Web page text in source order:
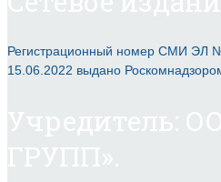
Регистрационный номер СМИ ЭЛ
15.06.2022 выдано